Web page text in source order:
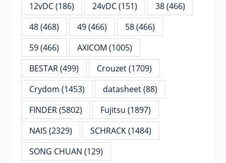
12vDC(186) 24vDC(151) 38(466)
48(468) 49(466) 58(466)
59(466) AXICOM (1005)
BESTAR(499) Crouzet(1709)
Crydom (1453) datasheet(88)
FINDER(5802) Fujitsu (1897)
NAIS (2329) SCHRACK(1484)
SONG CHUAN (129)